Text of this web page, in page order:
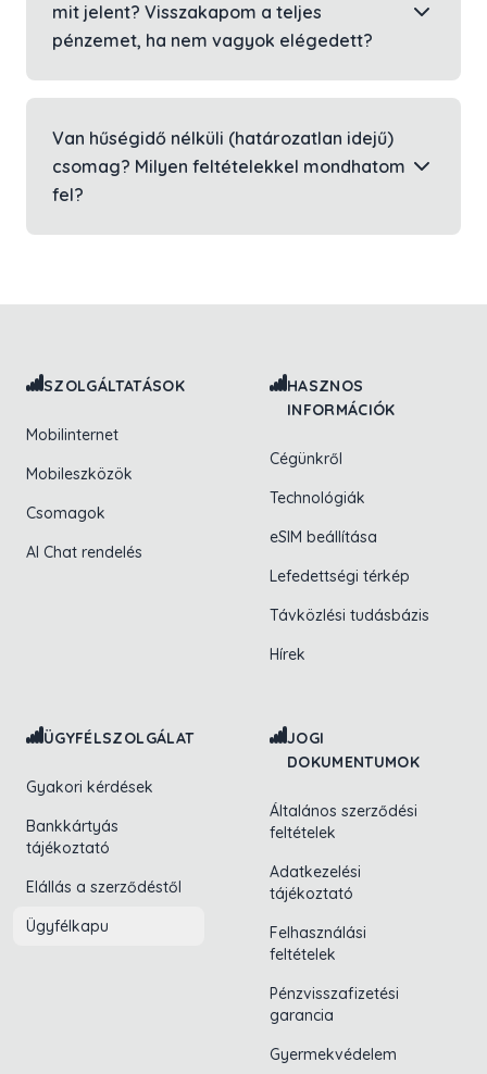
mit jelent? Visszakapom a teljes
pénzemet, ha nem vagyok elégedett?
Van hűségidő nélküli (határozatlan idejű)
csomag? Milyen feltételekkel mondhatom
fel?
Lábléc navigáció
SZOLGÁLTATÁSOK
Mobilinternet
Mobileszközök
Csomagok
AI Chat rendelés
HASZNOS
INFORMÁCIÓK
Cégünkről
Technológiák
eSIM beállítása
Lefedettségi térkép
Távközlési tudásbázis
Hírek
ÜGYFÉLSZOLGÁLAT
Gyakori kérdések
Bankkártyás
tájékoztató
Elállás a szerződéstől
Ügyfélkapu
JOGI
DOKUMENTUMOK
Általános szerződési
feltételek
Adatkezelési
tájékoztató
Felhasználási
feltételek
Pénzvisszafizetési
garancia
Gyermekvédelem